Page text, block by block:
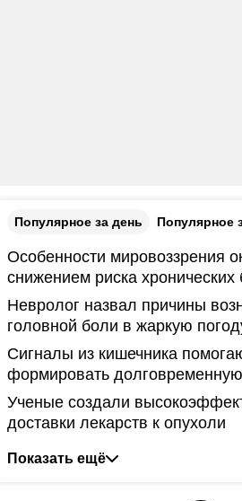
Популярное за день Популярное
Особенности мировоззрения
снижением риска хронических
Невролог назвал причины
головной боли в жаркую
Сигналы из кишечника
формировать
Ученые создали
доставки лекарств к опухоли
Показать ещё